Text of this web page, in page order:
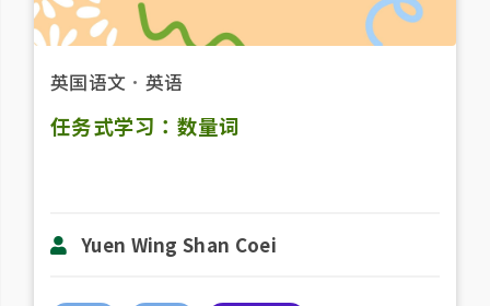
英国语文 ． 英语
任务式学习：数量词
Yuen Wing Shan Coei